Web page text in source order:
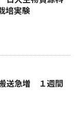
培実験
送急増 １週間